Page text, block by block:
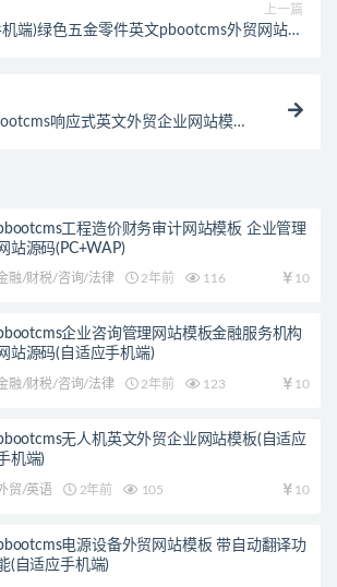
上一篇
端)绿色五金零件英文pbootcms外贸网站模
响应式英文外贸企业网站模板
工程造价财务审计网站模板 企业管理
网站源码(PC+WAP)
融/财税/咨询/法律 2年前 116 10
企业咨询管理网站模板金融服务机构
站源码(自适应手机端)
融/财税/咨询/法律 2年前 123 10
无人机英文外贸企业网站模板(自适应
机端)
贸/英语 2年前 105 10
电源设备外贸网站模板 带自动翻译功
(自适应手机端)